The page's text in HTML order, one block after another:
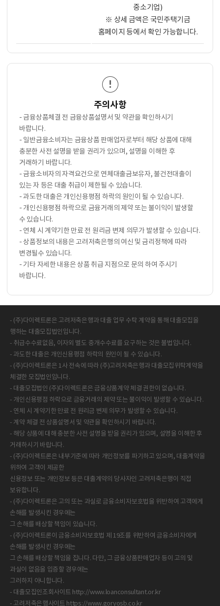
중소기업)
※ 상세 금액은 국민주택기금
홈페이지 등에서 확인 가능합니다.
주의사항
- 금융상품체결 전 금융상품설명서 및 약관을 확인하시기
바랍니다.
- 일반금융소비자는 금융상품 판매업자로부터 해당 상품에 대해
충분한 사전 설명을 받을 권리가 있으며, 설명을 이해한 후
거래하기 바랍니다.
- 금융소비자의 자격요건으로 연체대출금보유자, 불건전대출이
있는 자 등은 대출 취급이 제한될 수 있습니다.
- 과도한 대출은 개인신용평점 하락의 원인이 될 수 있습니다.
- 개인신용평점 하락으로 금융거래의 제약 또는 불이익이 발생할
수 있습니다.
- 연체 시 계약기한 만료 전 원리금 변제 의무가 발생할 수 있습니다.
- 상품정보의 내용은 고려저축은행의 여신 및 금리정책에 따라
변경될수 있습니다.
- 기타 자세한 내용은 상품 취급 지점으로 문의 하여 주시기
바랍니다.
- (주)다이렉트론은 고려저축은행과 대출 업무 수탁 계약을 통해 대출모집을
행하는 대출모집법인입니다.
- 취급수수료없음, 이자외 별도 중개수수료를 요구하는 것은 불법입니다.
- 과도한 대출은 개인신용평점 하락의 원인이 될 수 있습니다.
- (주)다이렉트론은 1사 전속에 따라 (주)고려저축은행과 대출모집위탁계약을
체결한 모집법인입니다.
- 대출모집법인 (주)다이렉트론은 금융상품계약 체결 권한이 없습니다.
- 개인신용평점 하락으로 금융거래의 제약 또는 불이익이 발생할 수 있습니다.
- 연체 시 계약기한 만료 전 원리금 변제 의무가 발생할 수 있습니다.
- 계약 체결 전 상품설명서 및 약관을 확인하시기 바랍니다.
- 해당 상품에 대해 충분한 사전 설명을 받을 권리가 있으며, 설명을 이해한 후
거래하시기 바랍니다.
- (주)다이렉트론은 내부기준에 따라 개인정보를 파기하고 있으며, 대출계약을
위하여 고객이 제공한
신용정보 또는 개인정보 등은 대출계약의 당사자인 고려저축은행이 직접
보유합니다.
- (주)다이렉트론은 고의 또는 과실로 금융소비자보호법을 위반하여 고객에게
손해를 발생시킨 경우에는
그 손해를 배상할 책임이 있습니다.
- (주)다이렉트론이 금융소비자보호법 제 19조를 위반하여 금융소비자에게
손해를 발생시킨 경우에는
그 손해를 배상할 책임을 집니다. 다만, 그 금융상품판매업자 등이 고의 및
과실이 없음을 입증할 경우에는
그러하지 아니합니다.
- 대출모집인조회사이트 http://www.loanconsultant.or.kr
- 고려저축은행사이트 https://www.goryosb.co.kr